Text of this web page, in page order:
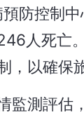
防控制
人死亡
以確保
監測評估